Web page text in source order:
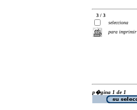
3 / 3
selecciona
para imprimir
p�gina 1 de 1